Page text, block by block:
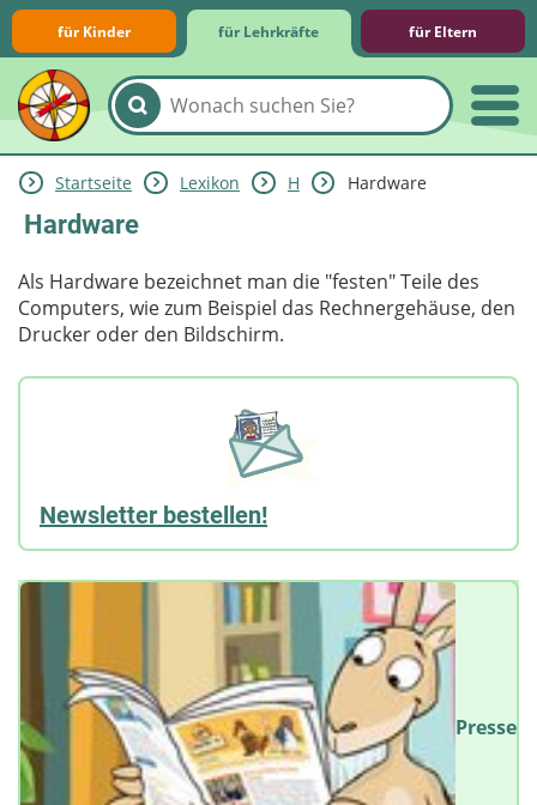
für Kinder für Lehrkräfte für Eltern
Lernmodule
Unterrichts­materialien
Internet-ABC-Schule
Praxishilfen
Aktuelles
Startseite Lexikon H Hardware
Hardware
Als Hardware bezeichnet man die "festen" Teile des
Computers, wie zum Beispiel das Rechnergehäuse, den
Drucker oder den Bildschirm.
Newsletter bestellen!
Presse